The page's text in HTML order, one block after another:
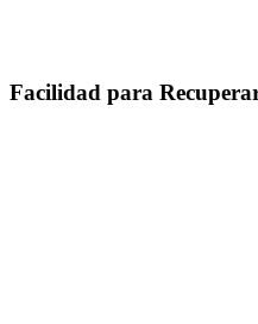
Facilidad para